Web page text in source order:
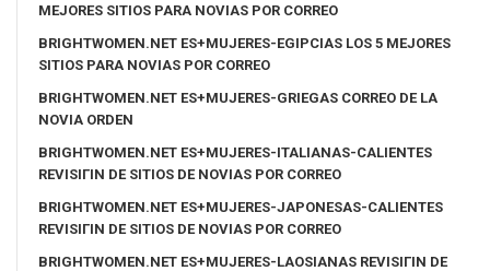
MEJORES SITIOS PARA NOVIAS POR CORREO
BRIGHTWOMEN.NET ES+MUJERES-EGIPCIAS LOS 5 MEJORES
SITIOS PARA NOVIAS POR CORREO
BRIGHTWOMEN.NET ES+MUJERES-GRIEGAS CORREO DE LA
NOVIA ORDEN
BRIGHTWOMEN.NET ES+MUJERES-ITALIANAS-CALIENTES
REVISIГІN DE SITIOS DE NOVIAS POR CORREO
BRIGHTWOMEN.NET ES+MUJERES-JAPONESAS-CALIENTES
REVISIГІN DE SITIOS DE NOVIAS POR CORREO
BRIGHTWOMEN.NET ES+MUJERES-LAOSIANAS REVISIГІN DE